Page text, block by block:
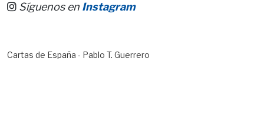
Síguenos en Instagram
Cartas de España - Pablo T. Guerrero